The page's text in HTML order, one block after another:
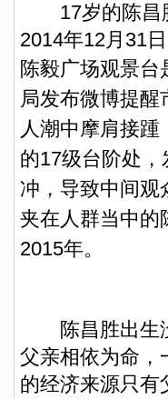
17岁的陈昌胜
2014年12月31
陈毅广场观景台
局发布微博提
人潮中摩肩接
的17级台阶处
冲，导致中间观
夹在人群当中的
2015年。
陈昌胜出生没
父亲相依为命，
的经济来源只有